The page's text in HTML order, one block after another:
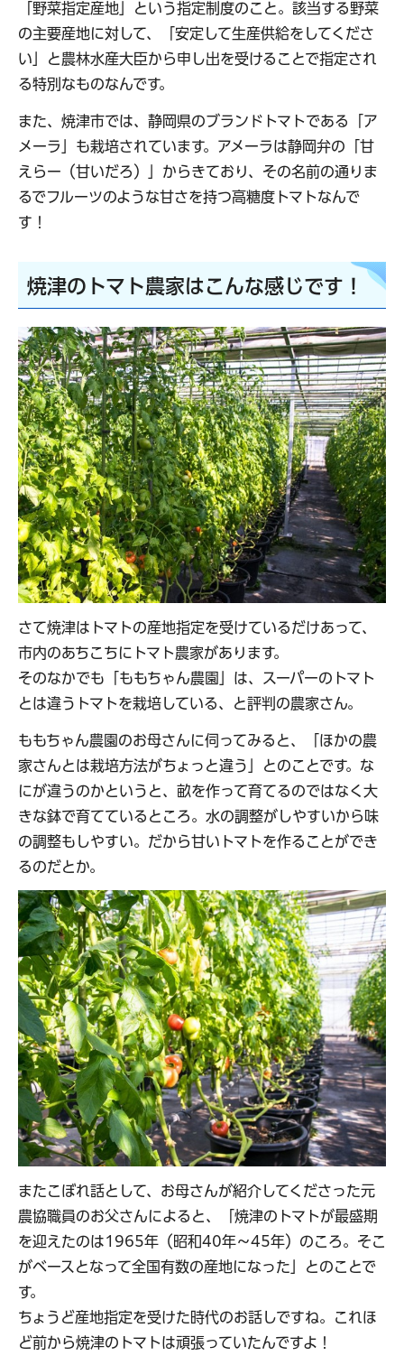
「野菜指定産地」という指定制度のこと。該当する野菜
の主要産地に対して、「安定して生産供給をしてくださ
い」と農林水産大臣から申し出を受けることで指定され
る特別なものなんです。
また、焼津市では、静岡県のブランドトマトである「ア
メーラ」も栽培されています。アメーラは静岡弁の「甘
えらー（甘いだろ）」からきており、その名前の通りま
るでフルーツのような甘さを持つ高糖度トマトなんで
す！
焼津のトマト農家はこんな感じです！
さて焼津はトマトの産地指定を受けているだけあって、
市内のあちこちにトマト農家があります。
そのなかでも「ももちゃん農園」は、スーパーのトマト
とは違うトマトを栽培している、と評判の農家さん。
ももちゃん農園のお母さんに伺ってみると、「ほかの農
家さんとは栽培方法がちょっと違う」とのことです。な
にが違うのかというと、畝を作って育てるのではなく大
きな鉢で育てているところ。水の調整がしやすいから味
の調整もしやすい。だから甘いトマトを作ることができ
るのだとか。
またこぼれ話として、お母さんが紹介してくださった元
農協職員のお父さんによると、「焼津のトマトが最盛期
を迎えたのは1965年（昭和40年～45年）のころ。そこ
がベースとなって全国有数の産地になった」とのことで
す。
ちょうど産地指定を受けた時代のお話しですね。これほ
ど前から焼津のトマトは頑張っていたんですよ！